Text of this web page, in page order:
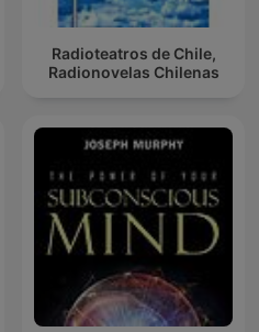
Radioteatros de Chile,
Radionovelas Chilenas